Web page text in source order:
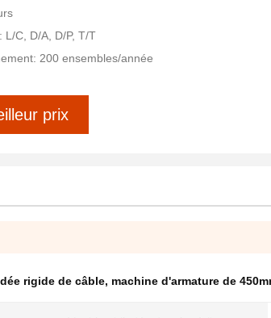
L/C, D/A, D/P, T/T
200 ensembles/année
prix
rigide de câble, machine d'armature de